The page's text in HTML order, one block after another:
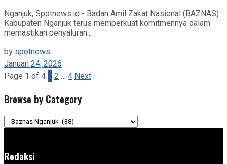
Nganjuk, Spotnews.id - Badan Amil Zakat Nasional (BAZNAS)
Kabupaten Nganjuk terus memperkuat komitmennya dalam
memastikan penyaluran...
byspotnews
Januari 24, 2026
Page 1 of 4 1 2… 4Next
Browse by Category
Browse
Redaksi